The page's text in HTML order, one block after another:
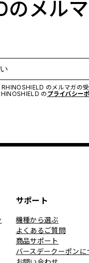
のメル
のメルマガの受
の プライバシー
サポート
機種から選ぶ
よくあるご質問
商品サポート
バースデークーポンに